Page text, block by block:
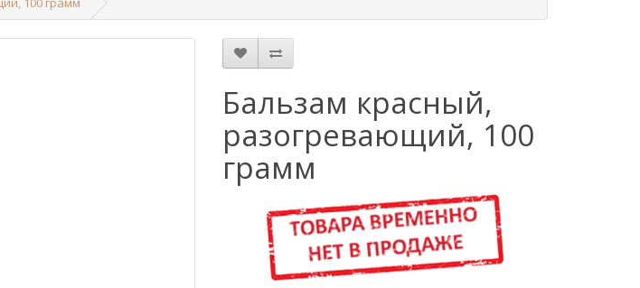
Бальзам красный,
разогревающий, 100
грамм